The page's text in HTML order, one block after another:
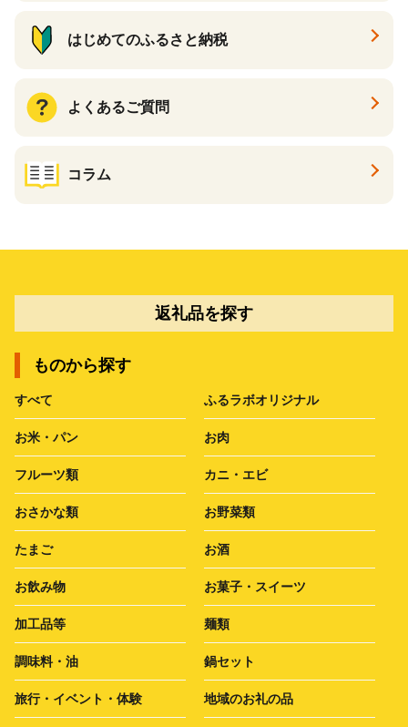
はじめてのふるさと納税
よくあるご質問
コラム
返礼品を探す
ものから探す
すべて ふるラボオリジナル
お米・パン お肉
フルーツ類 カニ・エビ
おさかな類 お野菜類
たまご お酒
お飲み物 お菓子・スイーツ
加工品等 麺類
調味料・油 鍋セット
旅行・イベント・体験 地域のお礼の品